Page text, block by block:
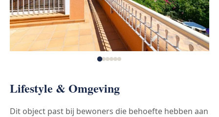
Lifestyle & Omgeving
Dit object past bij bewoners die behoefte hebben aan